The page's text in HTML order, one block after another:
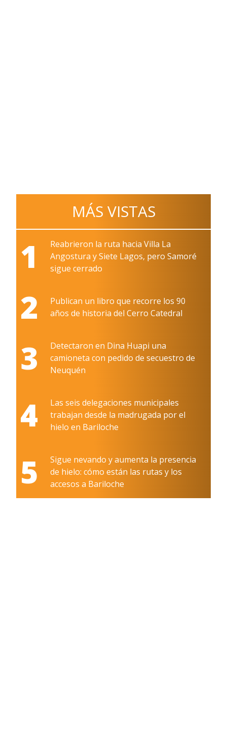
MÁS VISTAS
1
Reabrieron la ruta hacia Villa La
Angostura y Siete Lagos, pero Samoré
sigue cerrado
2
Publican un libro que recorre los 90
años de historia del Cerro Catedral
3
Detectaron en Dina Huapi una
camioneta con pedido de secuestro de
Neuquén
4
Las seis delegaciones municipales
trabajan desde la madrugada por el
hielo en Bariloche
5
Sigue nevando y aumenta la presencia
de hielo: cómo están las rutas y los
accesos a Bariloche